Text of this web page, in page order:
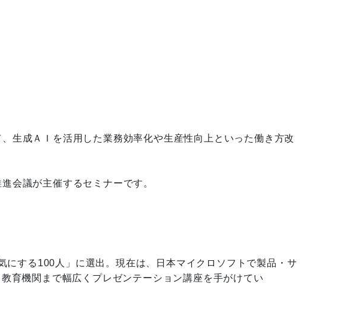
生成ＡＩを活用した業務効率化や生産性向上といった働き方改
会議が主催するセミナーです。
する100人」に選出。現在は、日本マイクロソフトで製品・サ
育機関まで幅広くプレゼンテーション講座を手がけてい